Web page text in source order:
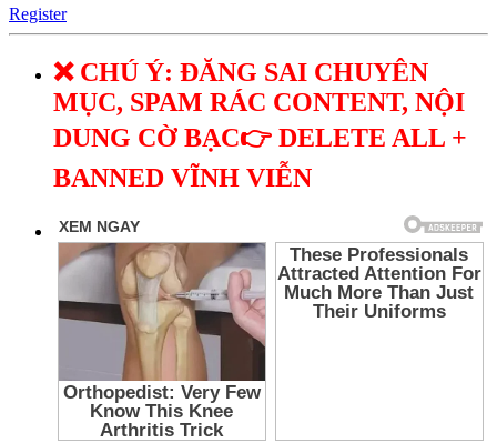
Register
❌ CHÚ Ý: ĐĂNG SAI CHUYÊN
MỤC, SPAM RÁC CONTENT, NỘI
DUNG CỜ BẠC👉 DELETE ALL +
BANNED VĨNH VIỄN